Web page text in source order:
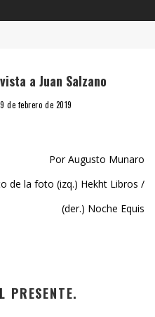
a Juan Salzano
9 de febrero de 2019
Por Augusto Munaro
de la foto (izq.) Hekht Libros /
(der.) Noche Equis
PRESENTE.